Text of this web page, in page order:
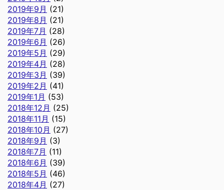
2019年9月 (21)
2019年8月 (21)
2019年7月 (28)
2019年6月 (26)
2019年5月 (29)
2019年4月 (28)
2019年3月 (39)
2019年2月 (41)
2019年1月 (53)
2018年12月 (25)
2018年11月 (15)
2018年10月 (27)
2018年9月 (3)
2018年7月 (11)
2018年6月 (39)
2018年5月 (46)
2018年4月 (27)